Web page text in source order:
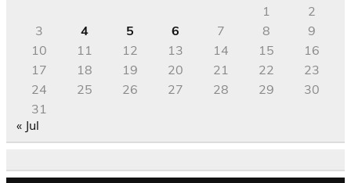
1
2
3
4 5 6 7 8
9
10
11 12 13 14 15
16
17
18 19 20 21 22
23
24
25 26 27 28 29
30
31
« Jul